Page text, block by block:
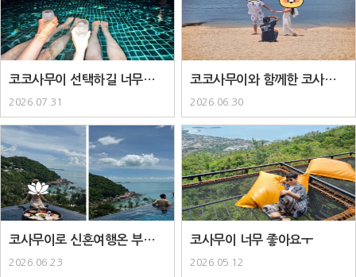
코코사무이 선택하길 너무너무
잘한거같아요..
2026.07.31
코코사무이와 함께한 코사무이
패키지..
2026.06.30
코사무이로 신혼여행온 부부입
니다 :) ..
2026.06.23
코사무이 너무 좋아요ㅜ
2026.05.12